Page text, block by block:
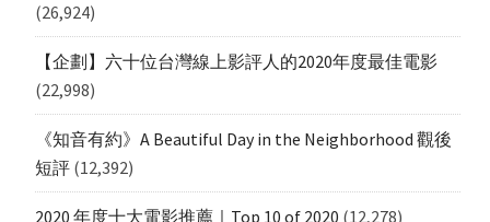
(26,924)
【企劃】六十位台灣線上影評人的2020年度最佳電影
(22,998)
《知音有約》A Beautiful Day in the Neighborhood 觀後
短評 (12,392)
2020 年度十大電影推薦｜Top 10 of 2020 (12,278)